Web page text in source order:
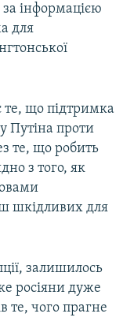
інформацією
для
те, що підтримка
Путіна проти
те, що робить
з того, як
шкідливих для
залишилось
росіяни дуже
те, чого прагне